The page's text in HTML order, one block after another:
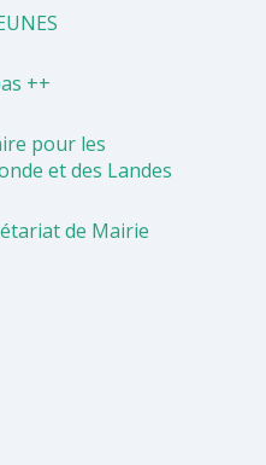
++
pour les
et des Landes
de Mairie